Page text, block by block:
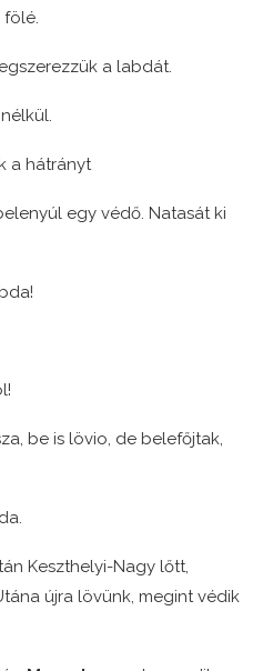
fölé.
a labdát.
a hátrányt
egy védő. Natasát ki
be is lövio, de belefőjtak,
Keszthelyi-Nagy lőtt,
újra lövünk, megint védik